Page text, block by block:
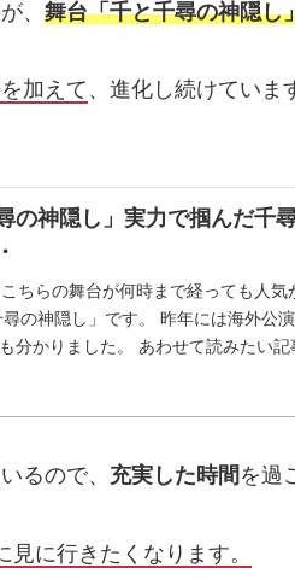
、 舞台「千と千尋の神隠し
加えて、進化し続けていま
の神隠し」実力で掴んだ千
ちらの舞台が何時まで経っても人気
の神隠し」です。 昨年には海外公
分かりました。 あわせて読みたい記
るので、 充実した時間 を過
見に行きたくなります。